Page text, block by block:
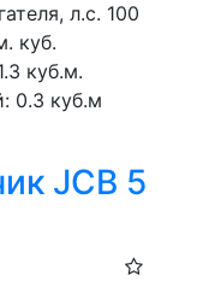
л.с. 100
куб.
куб.м.
0.3 куб.м
JCB 5